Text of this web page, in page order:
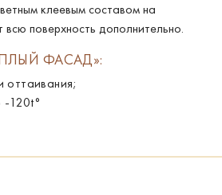
клеевым составом на
поверхность дополнительно.
ФАСАД»:
-120t°